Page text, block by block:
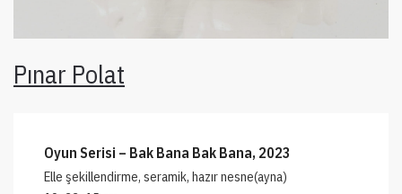
Pınar Polat
Oyun Serisi – Bak Bana Bak Bana, 2023
Elle şekillendirme, seramik, hazır nesne(ayna)